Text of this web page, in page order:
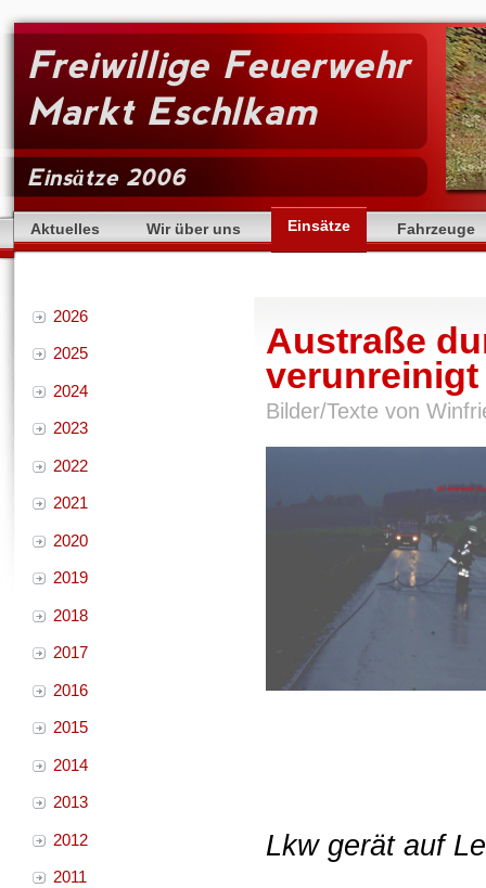
Freiwillige Feuerwehr
Markt Eschlkam
Einsätze 2006
Aktuelles Wir über uns Einsätze Fahrzeuge
Austraße
verunreinigt
Bilder/Texte von
Lkw gerät auf
2026
2025
2024
2023
2022
2021
2020
2019
2018
2017
2016
2015
2014
2013
2012
2011